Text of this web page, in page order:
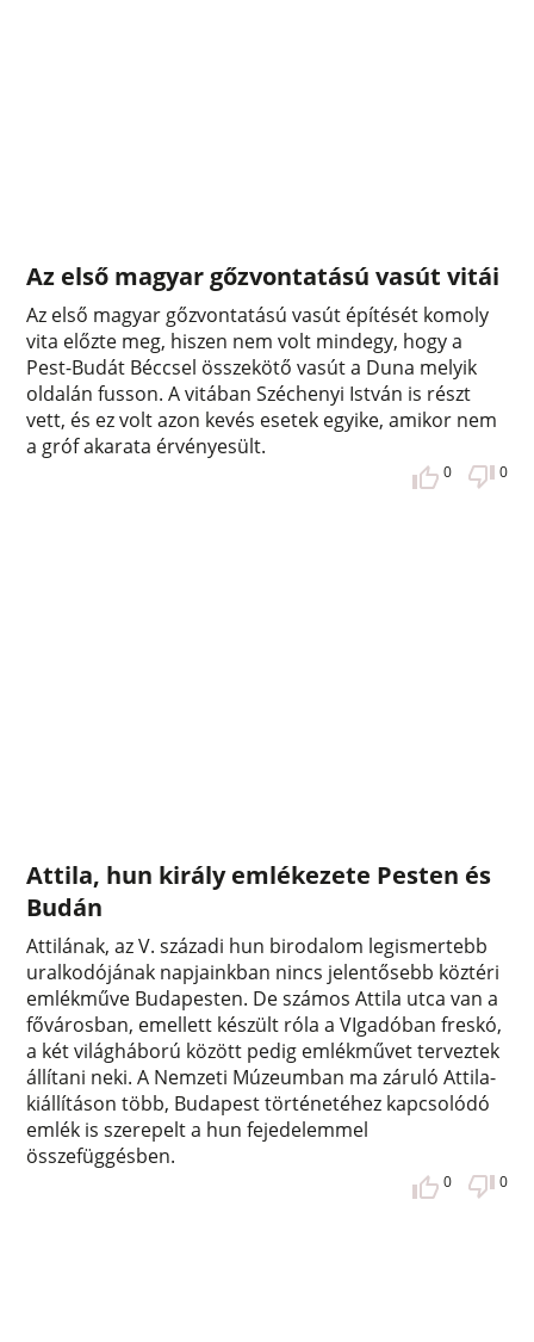
Az első magyar gőzvontatású vasút vitái
Az első magyar gőzvontatású vasút építését komoly
vita előzte meg, hiszen nem volt mindegy, hogy a
Pest-Budát Béccsel összekötő vasút a Duna melyik
oldalán fusson. A vitában Széchenyi István is részt
vett, és ez volt azon kevés esetek egyike, amikor nem
a gróf akarata érvényesült.
0 0
Attila, hun király emlékezete Pesten és
Budán
Attilának, az V. századi hun birodalom legismertebb
uralkodójának napjainkban nincs jelentősebb köztéri
emlékműve Budapesten. De számos Attila utca van a
fővárosban, emellett készült róla a VIgadóban freskó,
a két világháború között pedig emlékművet terveztek
állítani neki. A Nemzeti Múzeumban ma záruló Attila-
kiállításon több, Budapest történetéhez kapcsolódó
emlék is szerepelt a hun fejedelemmel
összefüggésben.
0 0